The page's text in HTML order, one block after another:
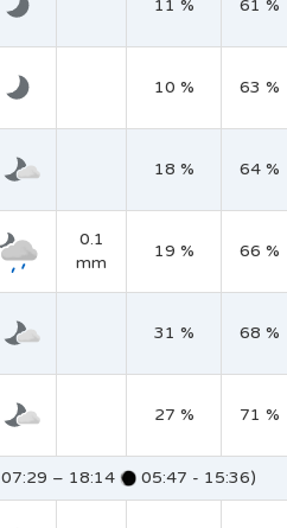
11 % 61 %
10 % 63 %
18 % 64 %
0.1
mm
19 % 66 %
31 % 68 %
27 % 71 %
07:29 – 18:14 05:47 - 15:36)